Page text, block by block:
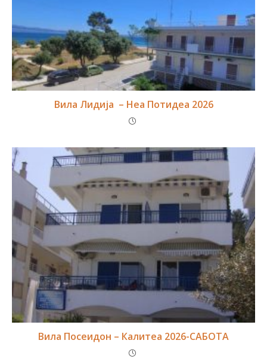
Вила Лидија – Неа Потидеа 2026
Вила Посеидон – Калитеа 2026-САБОТА